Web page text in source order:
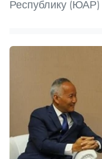
Республику (ЮАР)